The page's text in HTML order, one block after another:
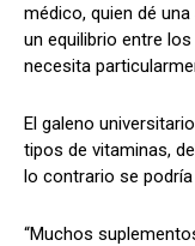
médico, quien dé
un equilibrio entre
necesita
El galeno
tipos de vitaminas,
lo contrario se
“Muchos